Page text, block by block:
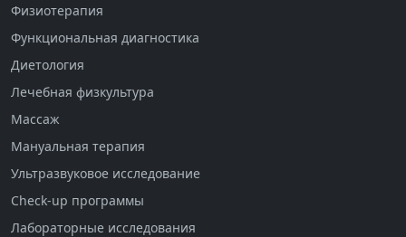
Физиотерапия
Функциональная диагностика
Диетология
Лечебная физкультура
Массаж
Мануальная терапия
Ультразвуковое исследование
Check-up программы
Лабораторные исследования